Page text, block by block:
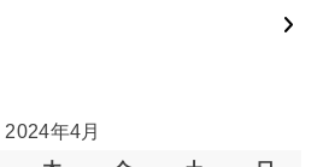
2024年4月